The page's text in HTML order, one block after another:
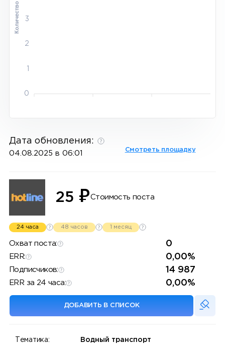
3
2
1
0
Количество
Дата обновления:
04.08.2025 в 06:01 Смотреть площадку
25 ₽Стоимость поста
24 часа 48 часов 1 месяц
Охват поста: 0
ERR: 0,00%
Подписчиков: 14 987
ERR за 24 часа: 0,00%
ДОБАВИТЬ В СПИСОК
Тематика: Водный транспорт